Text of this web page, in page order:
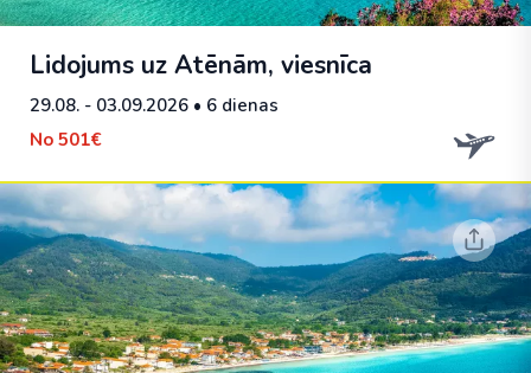
Lidojums uz Atēnām, viesnīca
29.08. - 03.09.2026 • 6 dienas
No 501€